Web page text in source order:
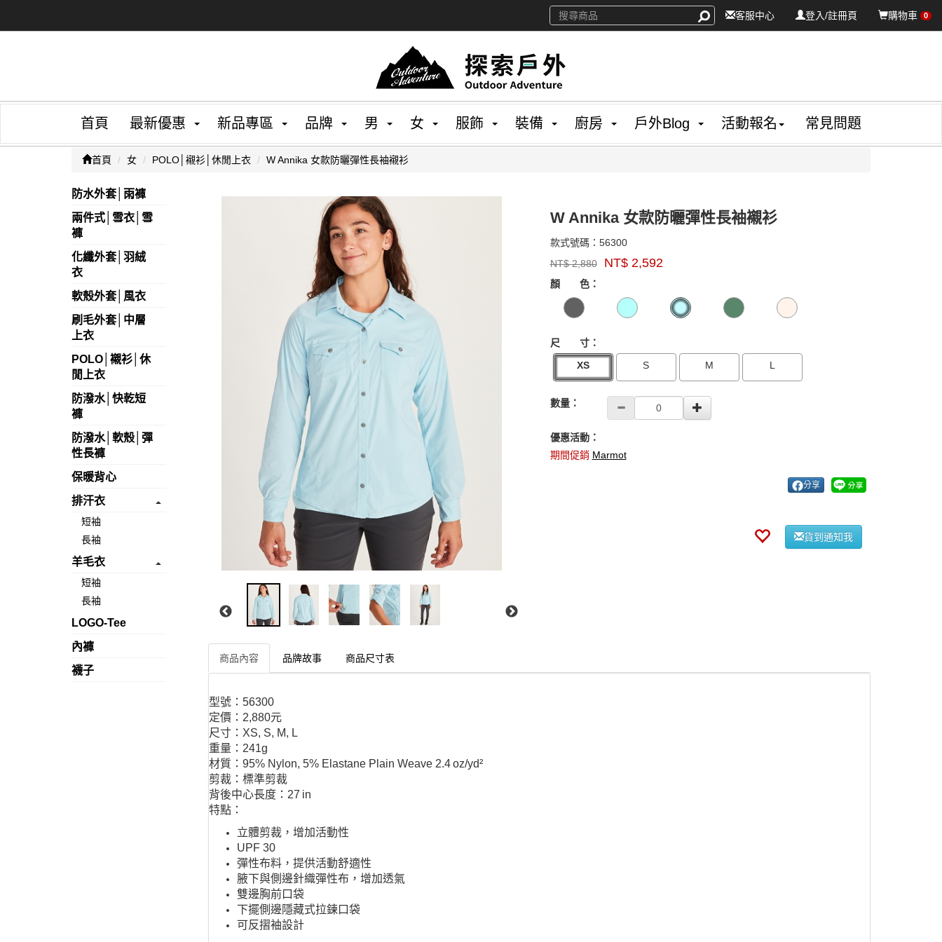
購物車 0
登入/註冊頁
客服中心
首頁 最新優惠 新品專區 品牌 男 女 服飾 裝備 廚房 戶外Blog 活動報名 常見問題
首頁 女 POLO│襯衫│休閒上衣 W Annika 女款防曬彈性長袖襯衫
防水外套│雨褲
兩件式│雪衣│雪
褲
化纖外套│羽絨
衣
軟殼外套│風衣
刷毛外套│中層
上衣
POLO│襯衫│休
閒上衣
防潑水│快乾短
褲
防潑水│軟殼│彈
性長褲
保暖背心
排汗衣
短袖
長袖
羊毛衣
短袖
長袖
LOGO-Tee
內褲
襪子
W Annika 女款防曬彈性長袖襯衫
款式號碼： 5630056300
牌：
Marmot
NT$2,880 NT$ 2,592
GOODS000000000000000873218
顏 色：
尺 寸：
XS
S M L
數量：
優惠活動：
期間促銷 Marmot
分享
貨到通知我
商品內容 品牌故事 商品尺寸表
型號：56300
定價：2,880元
尺寸：XS, S, M, L
重量：241g
材質：95% Nylon, 5% Elastane Plain Weave 2.4 oz/yd²
剪裁：標準剪裁
背後中心長度：27 in
特點：
立體剪裁，增加活動性
UPF 30
彈性布料，提供活動舒適性
腋下與側邊針織彈性布，增加透氣
雙邊胸前口袋
下擺側邊隱藏式拉鍊口袋
可反摺袖設計